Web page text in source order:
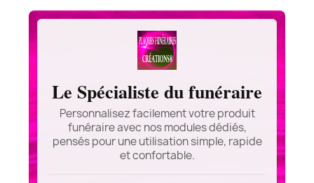
Le Spécialiste du funéraire
Personnalisez facilement votre produit
funéraire avec nos modules dédiés,
pensés pour une utilisation simple, rapide
et confortable.